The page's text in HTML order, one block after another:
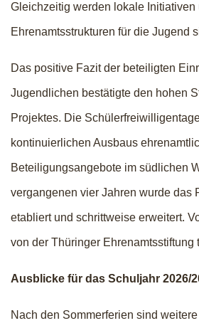
Gleichzeitig werden lokale Initiativen
Ehrenamtsstrukturen für die Jugend
Das positive Fazit der beteiligten
Jugendlichen bestätigte den hohen
Projektes. Die
kontinuierlichen Ausbaus
Beteiligungsangebote im südlichen
vergangenen vier Jahren wurde das
etabliert und schrittweise erweitert.
von der Thüringer Ehrenamtsstiftung
Ausblicke für das Schuljahr 2026/
Nach den Sommerferien sind weitere